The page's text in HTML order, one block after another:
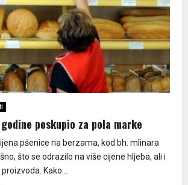
poskupio za pola marke
pšenice na berzama, kod bh. mlinara
što se odrazilo na više cijene hljeba, ali i
Kako...